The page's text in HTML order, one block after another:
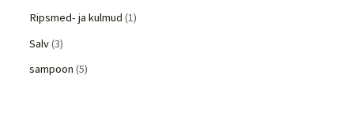
Ripsmed- ja kulmud 1
Salv 3
sampoon 5